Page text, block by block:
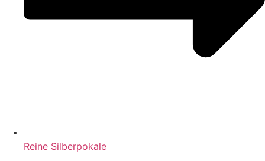
Reine Silberpokale